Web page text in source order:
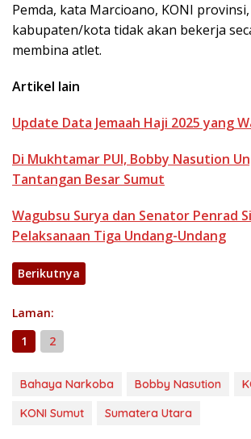
Pemda, kata Marcioano, KONI provinsi,
kabupaten/kota tidak akan bekerja
membina atlet.
Artikel lain
Update Data Jemaah Haji 2025 yang
Di Mukhtamar PUI, Bobby Nasution
Tantangan Besar Sumut
Wagubsu Surya dan Senator Penrad
Pelaksanaan Tiga Undang-Undang
Berikutnya
Laman:
1
2
Bahaya Narkoba Bobby Nasution
KONI Sumut
Sumatera Utara